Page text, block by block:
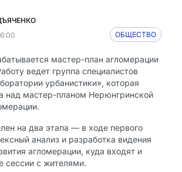
ОБЩЕСТВО
мастер-план агломерации
ведет группа специалистов
урбанистики», которая
над мастер-планом Нерюнгринской
на два этапа — в ходе первого
анализ и разработка видения
агломерации, куда входят и
сессии с жителями.